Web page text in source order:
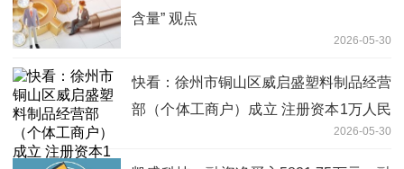
含量” 观点
2026-05-30
快看：徐州市铜山区威启盛塑料制品经营
部（个体工商户）成立 注册资本1万人民
2026-05-30